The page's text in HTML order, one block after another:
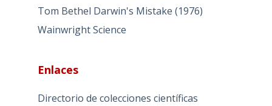
Tom Bethel Darwin's Mistake (1976)
Wainwright Science
Enlaces
Directorio de colecciones científicas